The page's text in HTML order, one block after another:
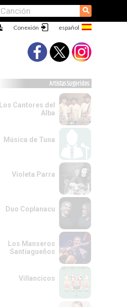
⚲
Conexión
Artistas Sugeridos
Los Cantores del
Alba
Música de Tuna
Violeta Parra
Duo Coplanacu
Los Manseros
Santiagueños
Villancicos